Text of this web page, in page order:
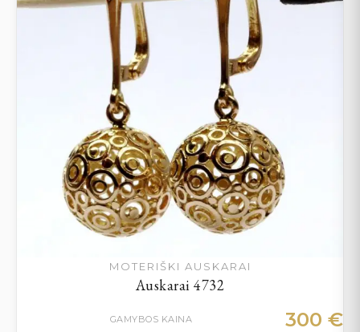
MOTERIŠKI AUSKARAI
Auskarai 4732
GAMYBOS KAINA 300 €